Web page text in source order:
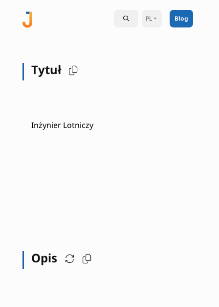
PL Blog
Tytuł
Inżynier Lotniczy
Opis